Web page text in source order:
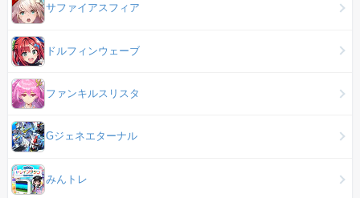
サファイアスフィア
ドルフィンウェーブ
ファンキルスリスタ
Gジェネエターナル
みんトレ